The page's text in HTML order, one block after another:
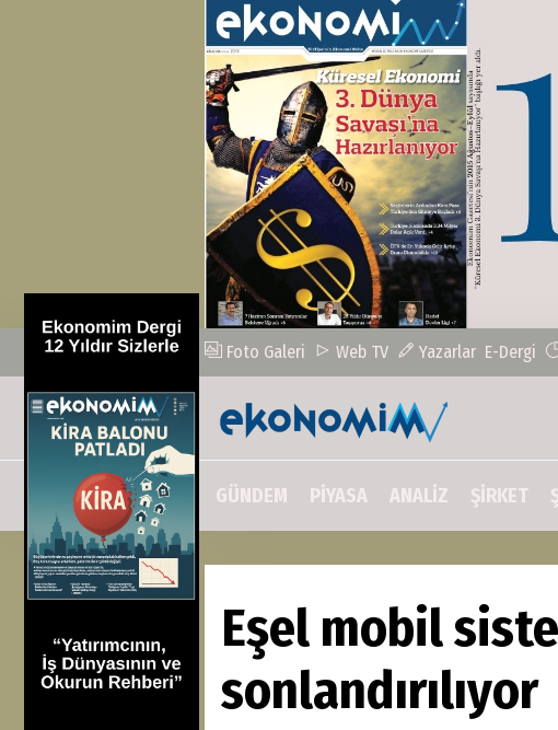
Foto Galeri Web TV Yazarlar E-Dergi
GÜNDEM PİYASA ANALİZ ŞİRKET
Eşel mobil
sonlandırılıyor